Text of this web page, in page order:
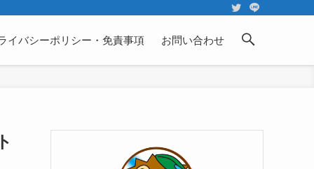
イバシーポリシー・免責事項 お問い合わせ